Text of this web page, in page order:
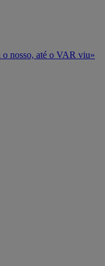
nosso, até o VAR viu»